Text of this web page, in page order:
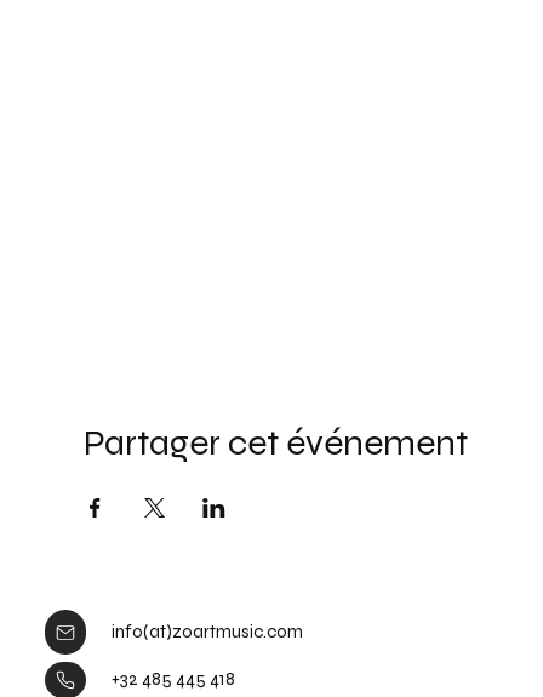
Partager cet événement
info(at)zoartmusic.com
+32 485 445 418